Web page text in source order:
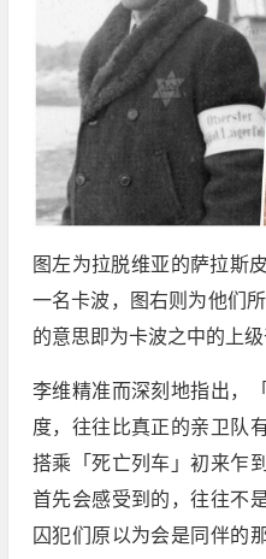
图左为拉脱维亚的萨拉斯
一名卡波，图右则为他们
的意思即为卡波之中的上级
李维精准而深刻地指出，
度，往往比真正的亲卫队
搭乘「死亡列车」初来乍
首先会感受到的，往往不
囚犯们原以为会是同伴的